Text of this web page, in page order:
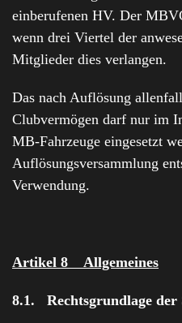
einberufenen HV. Der
wenn drei Viertel der
Mitglieder dies verlangen.
Das nach Auflösung
Clubvermögen darf nur im
MB-Fahrzeuge eingesetzt
Auflösungsversammlung
Verwendung.
Artikel 8 Allgemeines
8.1. Rechtsgrundlage der